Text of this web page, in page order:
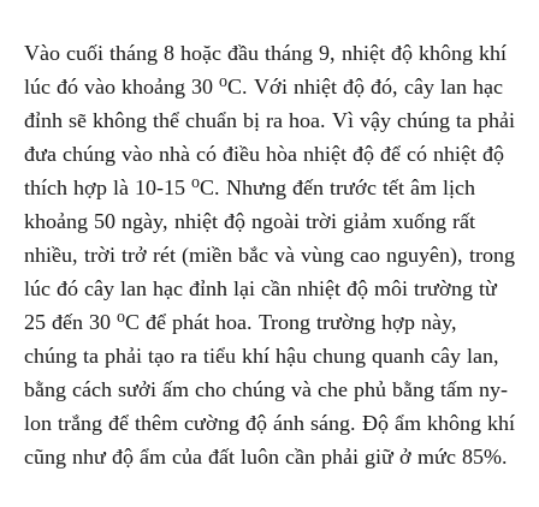
Vào cuối tháng 8 hoặc đầu tháng 9, nhiệt độ không khí
lúc đó vào khoảng 30 oC. Với nhiệt độ đó, cây lan hạc
đỉnh sẽ không thể chuẩn bị ra hoa. Vì vậy chúng ta phải
đưa chúng vào nhà có điều hòa nhiệt độ để có nhiệt độ
thích hợp là 10-15 oC. Nhưng đến trước tết âm lịch
khoảng 50 ngày, nhiệt độ ngoài trời giảm xuống rất
nhiều, trời trở rét (miền bắc và vùng cao nguyên), trong
lúc đó cây lan hạc đỉnh lại cần nhiệt độ môi trường từ
25 đến 30 oC để phát hoa. Trong trường hợp này,
chúng ta phải tạo ra tiểu khí hậu chung quanh cây lan,
bằng cách sưởi ấm cho chúng và che phủ bằng tấm ny-
lon trắng để thêm cường độ ánh sáng. Độ ẩm không khí
cũng như độ ẩm của đất luôn cần phải giữ ở mức 85%.